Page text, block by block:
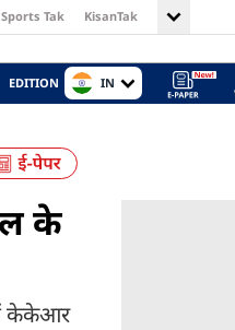
Sports Tak KisanTak
EDITION IN
के
केकेआर